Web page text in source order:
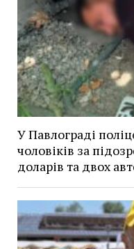
У Павлограді
чоловіків за
доларів та двох